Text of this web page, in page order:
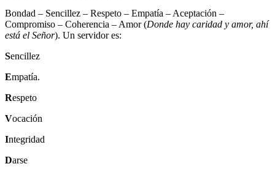
Bondad – Sencillez – Respeto – Empatía – Aceptación –
Compromiso – Coherencia – Amor (Donde hay caridad y amor, ahí
está el Señor). Un servidor es:
Sencillez
Empatía.
Respeto
Vocación
Integridad
Darse